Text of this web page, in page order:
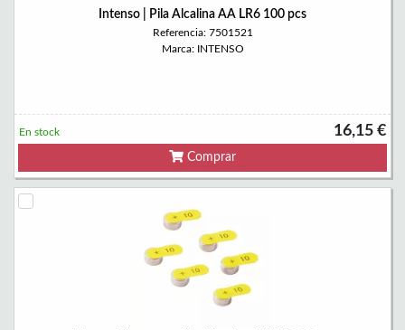
Intenso | Pila Alcalina AA LR6 100 pcs
Referencia: 7501521
Marca: INTENSO
16,15 €
En stock
Comprar